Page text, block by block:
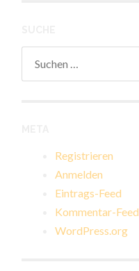
Registrieren
Anmelden
Eintrags-Feed
Kommentar-Feed
WordPress.org